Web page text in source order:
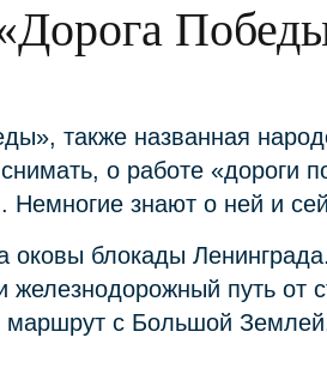
также названная
о работе
Немногие знают о ней и
оковы блокады
железнодорожный путь
с Большой